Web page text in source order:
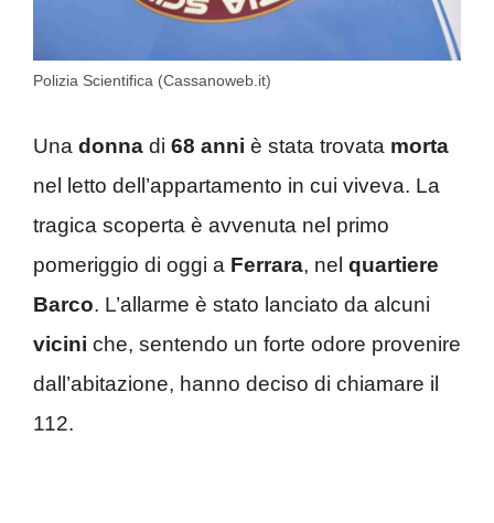
Polizia Scientifica (Cassanoweb.it)
Una donna di 68 anni è stata trovata morta
nel letto dell’appartamento in cui viveva. La
tragica scoperta è avvenuta nel primo
pomeriggio di oggi a Ferrara, nel quartiere
Barco. L’allarme è stato lanciato da alcuni
vicini che, sentendo un forte odore provenire
dall’abitazione, hanno deciso di chiamare il
112.